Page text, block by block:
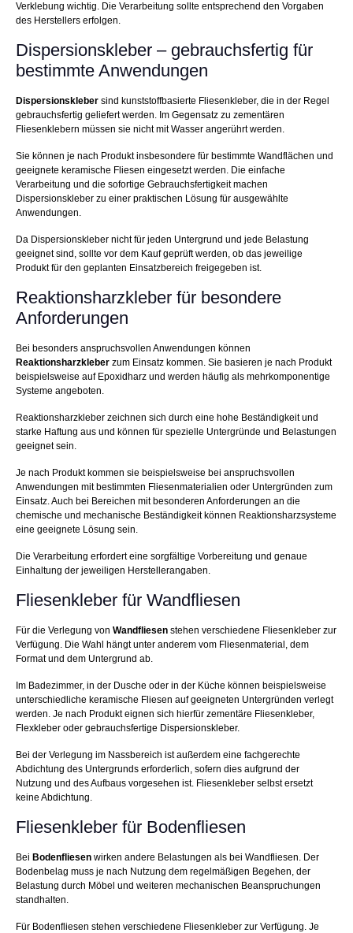
Verklebung wichtig. Die Verarbeitung sollte entsprechend den Vorgaben
des Herstellers erfolgen.
Dispersionskleber – gebrauchsfertig für
bestimmte Anwendungen
Dispersionskleber sind kunststoffbasierte Fliesenkleber, die in der Regel
gebrauchsfertig geliefert werden. Im Gegensatz zu zementären
Fliesenklebern müssen sie nicht mit Wasser angerührt werden.
Sie können je nach Produkt insbesondere für bestimmte Wandflächen und
geeignete keramische Fliesen eingesetzt werden. Die einfache
Verarbeitung und die sofortige Gebrauchsfertigkeit machen
Dispersionskleber zu einer praktischen Lösung für ausgewählte
Anwendungen.
Da Dispersionskleber nicht für jeden Untergrund und jede Belastung
geeignet sind, sollte vor dem Kauf geprüft werden, ob das jeweilige
Produkt für den geplanten Einsatzbereich freigegeben ist.
Reaktionsharzkleber für besondere
Anforderungen
Bei besonders anspruchsvollen Anwendungen können
Reaktionsharzkleber zum Einsatz kommen. Sie basieren je nach Produkt
beispielsweise auf Epoxidharz und werden häufig als mehrkomponentige
Systeme angeboten.
Reaktionsharzkleber zeichnen sich durch eine hohe Beständigkeit und
starke Haftung aus und können für spezielle Untergründe und Belastungen
geeignet sein.
Je nach Produkt kommen sie beispielsweise bei anspruchsvollen
Anwendungen mit bestimmten Fliesenmaterialien oder Untergründen zum
Einsatz. Auch bei Bereichen mit besonderen Anforderungen an die
chemische und mechanische Beständigkeit können Reaktionsharzsysteme
eine geeignete Lösung sein.
Die Verarbeitung erfordert eine sorgfältige Vorbereitung und genaue
Einhaltung der jeweiligen Herstellerangaben.
Fliesenkleber für Wandfliesen
Für die Verlegung von Wandfliesen stehen verschiedene Fliesenkleber zur
Verfügung. Die Wahl hängt unter anderem vom Fliesenmaterial, dem
Format und dem Untergrund ab.
Im Badezimmer, in der Dusche oder in der Küche können beispielsweise
unterschiedliche keramische Fliesen auf geeigneten Untergründen verlegt
werden. Je nach Produkt eignen sich hierfür zementäre Fliesenkleber,
Flexkleber oder gebrauchsfertige Dispersionskleber.
Bei der Verlegung im Nassbereich ist außerdem eine fachgerechte
Abdichtung des Untergrunds erforderlich, sofern dies aufgrund der
Nutzung und des Aufbaus vorgesehen ist. Fliesenkleber selbst ersetzt
keine Abdichtung.
Fliesenkleber für Bodenfliesen
Bei Bodenfliesen wirken andere Belastungen als bei Wandfliesen. Der
Bodenbelag muss je nach Nutzung dem regelmäßigen Begehen, der
Belastung durch Möbel und weiteren mechanischen Beanspruchungen
standhalten.
Für Bodenfliesen stehen verschiedene Fliesenkleber zur Verfügung. Je